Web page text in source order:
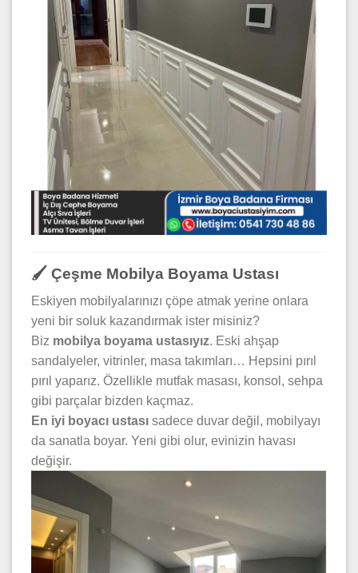
🖌️ Çeşme Mobilya Boyama Ustası
Eskiyen mobilyalarınızı çöpe atmak yerine onlara
yeni bir soluk kazandırmak ister misiniz?
Biz mobilya boyama ustasıyız. Eski ahşap
sandalyeler, vitrinler, masa takımları… Hepsini pırıl
pırıl yaparız. Özellikle mutfak masası, konsol, sehpa
gibi parçalar bizden kaçmaz.
En iyi boyacı ustası sadece duvar değil, mobilyayı
da sanatla boyar. Yeni gibi olur, evinizin havası
değişir.